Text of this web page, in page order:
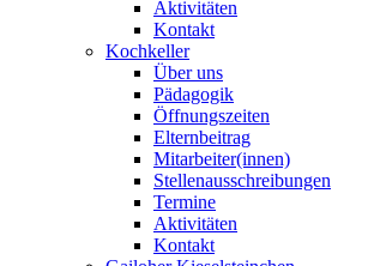
Aktivitäten
Kontakt
Kochkeller
Über uns
Pädagogik
Öffnungszeiten
Elternbeitrag
Mitarbeiter(innen)
Stellenausschreibungen
Termine
Aktivitäten
Kontakt